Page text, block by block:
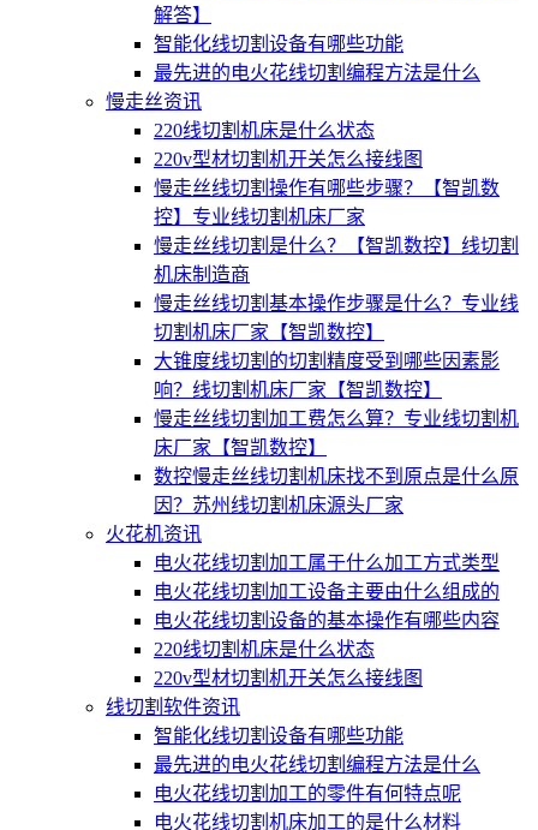
解答】
智能化线切割设备有哪些功能
最先进的电火花线切割编程方法是什么
慢走丝资讯
220线切割机床是什么状态
220v型材切割机开关怎么接线图
慢走丝线切割操作有哪些步骤？【智凯数
控】专业线切割机床厂家
慢走丝线切割是什么？【智凯数控】线切割
机床制造商
慢走丝线切割基本操作步骤是什么？专业线
切割机床厂家【智凯数控】
大锥度线切割的切割精度受到哪些因素影
响？线切割机床厂家【智凯数控】
慢走丝线切割加工费怎么算？专业线切割机
床厂家【智凯数控】
数控慢走丝线切割机床找不到原点是什么原
因？苏州线切割机床源头厂家
火花机资讯
电火花线切割加工属于什么加工方式类型
电火花线切割加工设备主要由什么组成的
电火花线切割设备的基本操作有哪些内容
220线切割机床是什么状态
220v型材切割机开关怎么接线图
线切割软件资讯
智能化线切割设备有哪些功能
最先进的电火花线切割编程方法是什么
电火花线切割加工的零件有何特点呢
电火花线切割机床加工的是什么材料